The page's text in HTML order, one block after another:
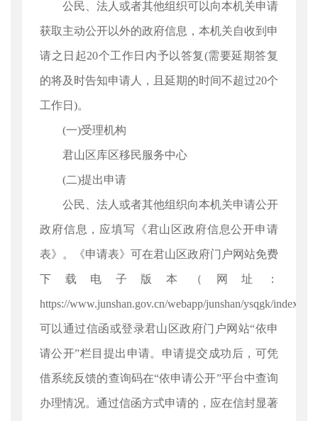
公民、法人或者其他组织可以向本机关申请
获取主动公开以外的政府信息，本机关自收到申
请之日起20个工作日内予以答复(需要延期答复
的将及时告知申请人，且延期的时间不超过20个
工作日)。
(一)受理机构
君山区库区移民服务中心
(二)提出申请
公民、法人或者其他组织向本机关申请公开
政府信息，应填写《君山区政府信息公开申请
表》。《申请表》可在君山区政府门户网站免费
下载电子版本（网址：
https://www.junshan.gov.cn/webapp/junshan/ysqgk/
可以通过信函或登录君山区政府门户网站“依申
请公开”栏目提出申请。申请提交成功后，可凭
借系统反馈的查询码在“依申请公开”平台中查询
办理情况。通过信函方式申请的，应在信封显著